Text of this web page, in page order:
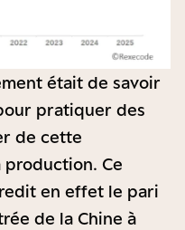
était de savoir
pratiquer des
de cette
production. Ce
en effet le pari
de la Chine à